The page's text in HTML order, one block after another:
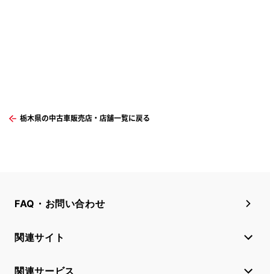
栃木県の中古車販売店・店舗一覧に戻る
FAQ・お問い合わせ
関連サイト
関連サービス